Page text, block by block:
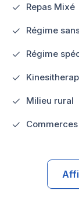
Repas Mixé
Régime
Régime
Milieu rural